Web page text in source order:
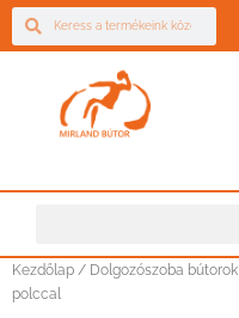
Kezdőlap / Dolgozószoba bútorok
polccal